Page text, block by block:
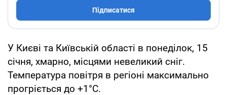
Підписатися
У Києві та Київській області в понеділок, 15
січня, хмарно, місцями невеликий сніг.
Температура повітря в регіоні максимально
прогріється до +1°С.